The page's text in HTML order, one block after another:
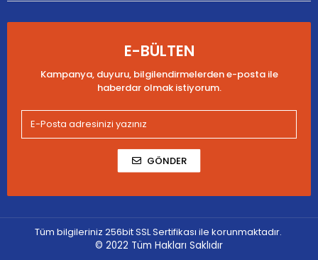
E-BÜLTEN
Kampanya, duyuru, bilgilendirmelerden e-posta ile
haberdar olmak istiyorum.
GÖNDER
Tüm bilgileriniz 256bit SSL Sertifikası ile korunmaktadır.
© 2022 Tüm Hakları Saklıdır